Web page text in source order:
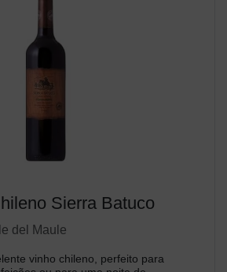
Sierra Batuco
del Maule
vinho chileno, perfeito para